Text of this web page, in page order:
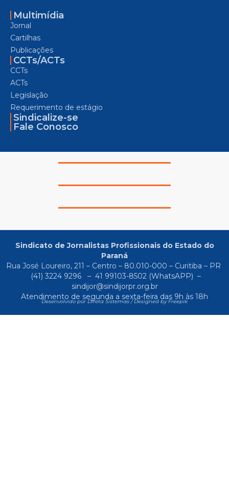
Multimídia
Jornal
Cartilhas
Publicações
CCTs/ACTs
CCTs
ACTs
Legislação
Requerimento de estágio
Sindicalize-se
Fale Conosco
Sindicato de Jornalistas Profissionais do Estado do
Paraná
Rua José Loureiro, 211 – Centro – 80.010-000 – Curitiba – PR
(41) 3224 9296
– 41 99103-8502(WhatsAPP) –
sindijor@sindijorpr.org.br
Atendimento de segunda a sexta-feira das 9h às 18h
Desenvolvido por Direta Sistemas /Designed by Freepik